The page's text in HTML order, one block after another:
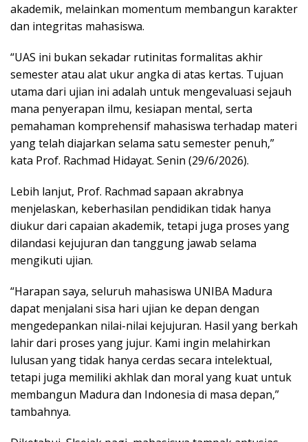
akademik, melainkan momentum membangun karakter
dan integritas mahasiswa.
“UAS ini bukan sekadar rutinitas formalitas akhir
semester atau alat ukur angka di atas kertas. Tujuan
utama dari ujian ini adalah untuk mengevaluasi sejauh
mana penyerapan ilmu, kesiapan mental, serta
pemahaman komprehensif mahasiswa terhadap materi
yang telah diajarkan selama satu semester penuh,”
kata Prof. Rachmad Hidayat. Senin (29/6/2026).
Lebih lanjut, Prof. Rachmad sapaan akrabnya
menjelaskan, keberhasilan pendidikan tidak hanya
diukur dari capaian akademik, tetapi juga proses yang
dilandasi kejujuran dan tanggung jawab selama
mengikuti ujian.
“Harapan saya, seluruh mahasiswa UNIBA Madura
dapat menjalani sisa hari ujian ke depan dengan
mengedepankan nilai-nilai kejujuran. Hasil yang berkah
lahir dari proses yang jujur. Kami ingin melahirkan
lulusan yang tidak hanya cerdas secara intelektual,
tetapi juga memiliki akhlak dan moral yang kuat untuk
membangun Madura dan Indonesia di masa depan,”
tambahnya.